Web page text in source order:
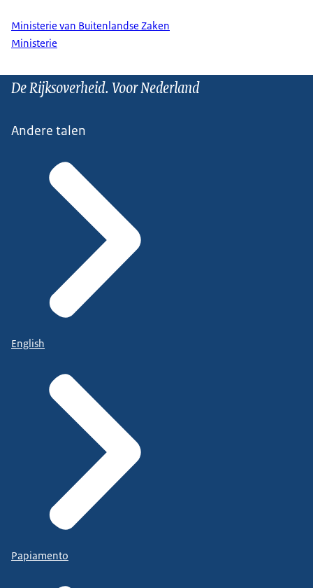
Ministerie van Buitenlandse Zaken
Ministerie
De Rijksoverheid. Voor Nederland
Andere talen
English
Papiamento